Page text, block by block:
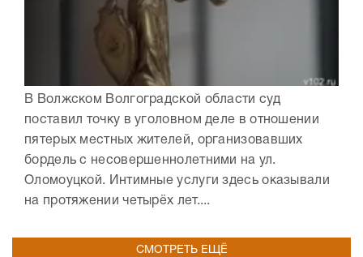
В Волжском Волгоградской области суд
поставил точку в уголовном деле в отношении
пятерых местных жителей, организовавших
бордель с несовершеннолетними на ул.
Оломоуцкой. Интимные услуги здесь оказывали
на протяжении четырёх лет....
СМОТРЕТЬ ЕЩЁ